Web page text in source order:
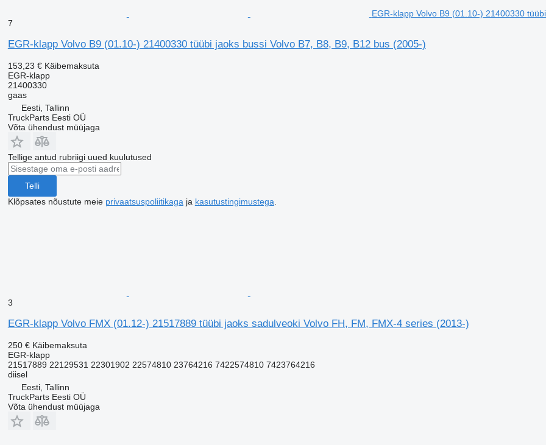
EGR-klapp Volvo B9 (01.10-) 21400330
7
EGR-klapp Volvo B9 (01.10-) 21400330 tüübi jaoks bussi Volvo B7, B8, B9, B12 bus (2005-)
153,23 € Käibemaksuta
EGR-klapp
21400330
gaas
Eesti, Tallinn
TruckParts Eesti OÜ
Võta ühendust müüjaga
Tellige antud rubriigi uued kuulutused
Telli
Klõpsates nõustute meie privaatsuspoliitikaga ja kasutustingimustega
3
EGR-klapp Volvo FMX (01.12-) 21517889 tüübi jaoks sadulveoki Volvo FH, FM, FMX-4 series (2013-)
250 € Käibemaksuta
EGR-klapp
21517889 22129531 22301902 22574810 23764216 7422574810 7423764216
diisel
Eesti, Tallinn
TruckParts Eesti OÜ
Võta ühendust müüjaga